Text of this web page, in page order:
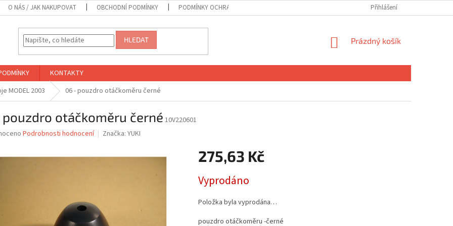
O NÁS / JAK NAKUPOVAT OBCHODNÍ PODMÍNKY PODMÍNKY OCHRANY OSOBNÍCH ÚDAJŮ Přihlášení
HLEDAT
NÁKUPNÍ
Prázdný košík
KONTAKTY
MODEL 2003 06 - pouzdro otáčkoměru černé
otáčkoměru černé 10V220601
Podrobnosti hodnocení Značka: YUKI
275,63 Kč
cena:
Vyprodáno
Položka byla vyprodána…
pouzdro otáčkoměru -černé